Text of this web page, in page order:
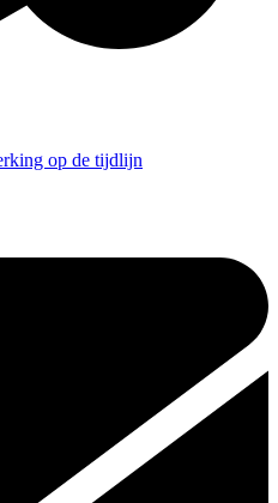
op de tijdlijn